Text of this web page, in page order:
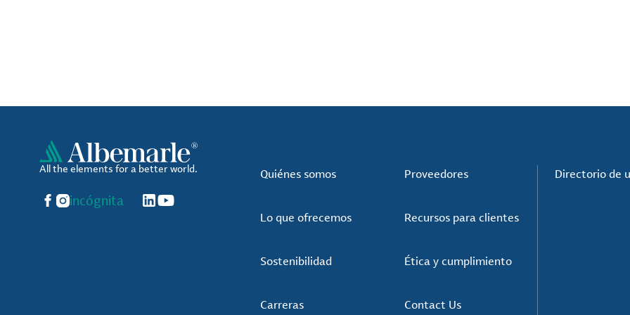
All the elements for a better world.
Facebook
Instagram
incógnita LinkedIn
YouTube
Quiénes somos
Lo que ofrecemos
Sostenibilidad
Carreras
Proveedores
Recursos para clientes
Ética y cumplimiento
Contact Us
Directorio de